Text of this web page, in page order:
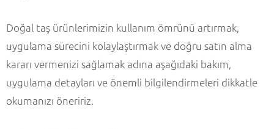
Doğal taş ürünlerimizin kullanım ömrünü artırmak,
uygulama sürecini kolaylaştırmak ve doğru satın alma
kararı vermenizi sağlamak adına aşağıdaki bakım,
uygulama detayları ve önemli bilgilendirmeleri dikkatle
okumanızı öneririz.